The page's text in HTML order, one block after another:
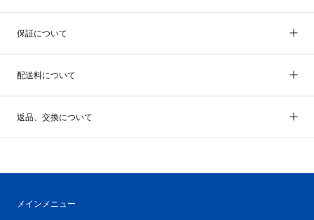
保証について
配送料について
返品、交換について
メインメニュー